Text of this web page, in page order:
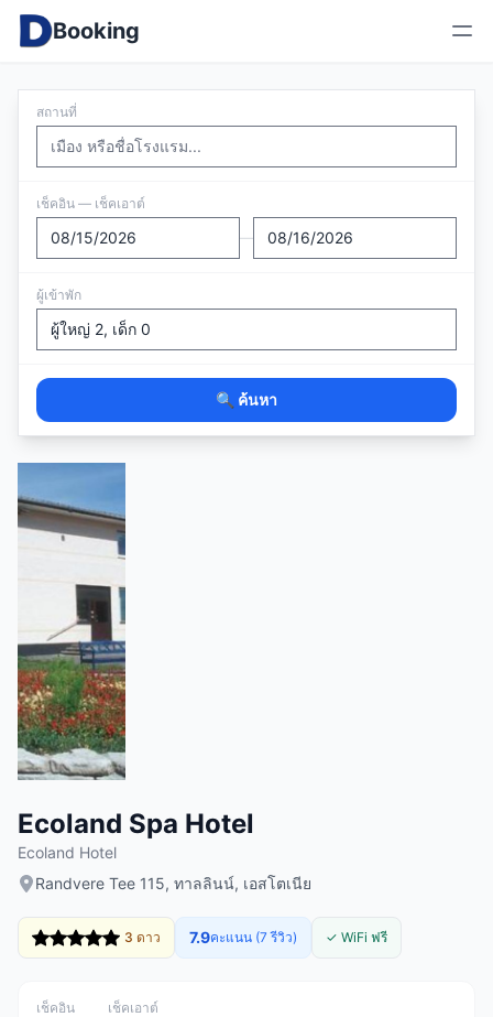
Booking
สถานที่
เช็คอิน — เช็คเอาต์
—
ผู้เข้าพัก
🔍 ค้นหา
Ecoland Spa Hotel
Ecoland Hotel
Randvere Tee 115, ทาลลินน์, เอสโตเนีย
3 ดาว 7.9คะแนน (7 รีวิว) ✓ WiFi ฟรี
เช็คอิน เช็คเอาต์